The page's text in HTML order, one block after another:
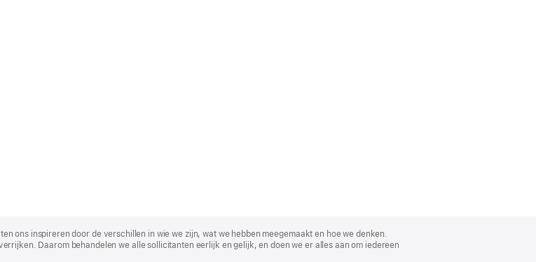
ons inspireren door de verschillen in wie we zijn, wat we hebben meegemaakt en hoe we denken.
Daarom behandelen we alle sollicitanten eerlijk en gelijk, en doen we er alles aan om iedereen